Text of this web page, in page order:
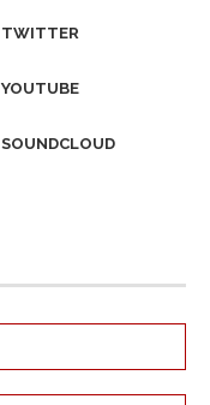
TWITTER
YOUTUBE
SOUNDCLOUD